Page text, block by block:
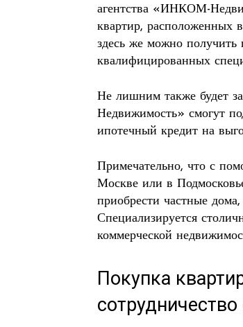
агентства «ИНКОМ-
квартир, расположенных
здесь же можно
квалифицированных
Не лишним также будет
Недвижимость» смогут
ипотечный кредит на
Примечательно, что с
Москве или в
приобрести частные
Специализируется
коммерческой
Покупка